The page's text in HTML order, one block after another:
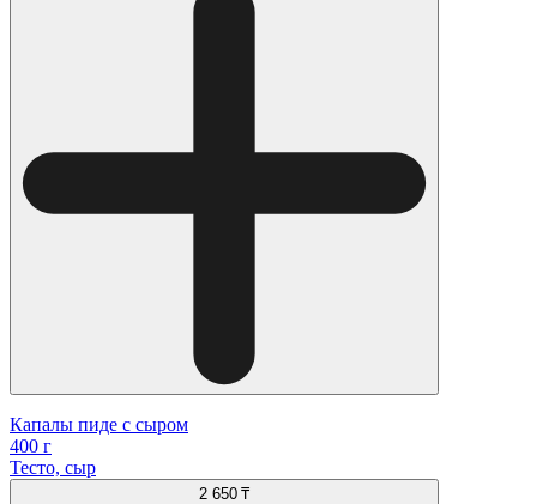
Капалы пиде с сыром
400 г
Тесто, сыр
2 650 ₸